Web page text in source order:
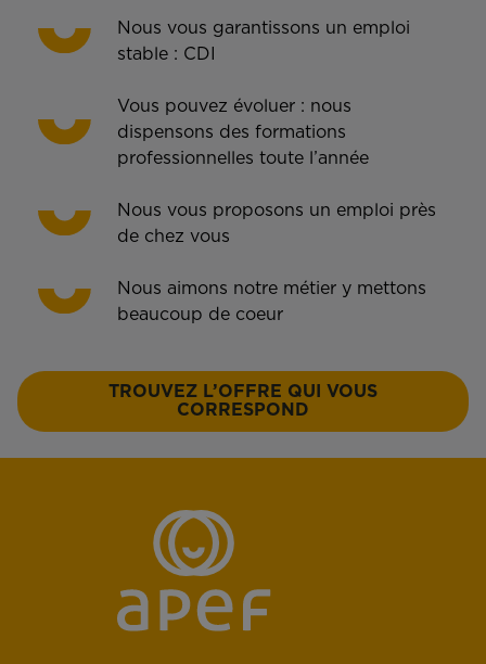
Nous vous garantissons un emploi
stable : CDI
Vous pouvez évoluer : nous
dispensons des formations
professionnelles toute l’année
Nous vous proposons un emploi près
de chez vous
Nous aimons notre métier y mettons
beaucoup de coeur
TROUVEZ L’OFFRE QUI VOUS
CORRESPOND